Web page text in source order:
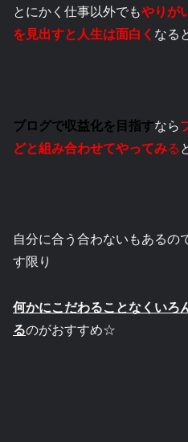
とにかく仕事以外でもやりが
を見出すと人生は面白く なる
ブログで収益化を目指すなら
どと組み合わせてやってみる
自分に合う合わないもあるの
す限り
何かにこだわることなくいろ
るのがおすすめ☆